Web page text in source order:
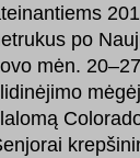
po
mėn.